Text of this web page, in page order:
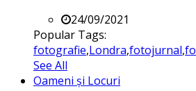
24/09/2021
Popular Tags:
fotografie,Londra,fotojurnal,
See All
Oameni și Locuri